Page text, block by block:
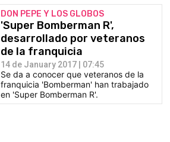
DON PEPE Y LOS GLOBOS
'Super Bomberman R',
desarrollado por veteranos
de la franquicia
14 de January 2017 | 07:45
Se da a conocer que veteranos de la
franquicia 'Bomberman' han trabajado
en 'Super Bomberman R'.